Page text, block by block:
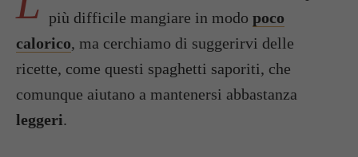
più difficile mangiare in modo poco
calorico, ma cerchiamo di suggerirvi delle
ricette, come questi spaghetti saporiti, che
comunque aiutano a mantenersi abbastanza
leggeri.